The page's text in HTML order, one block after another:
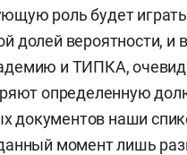
роль будет
долей вероятности, и
и ТИПКА,
определенную
документов наши
момент лишь